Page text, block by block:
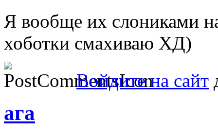
Я вообще их слониками
хоботки смахиваю ХД)
Войдите на сайт
ага